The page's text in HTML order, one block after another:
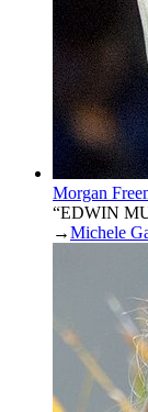
Morgan
“EDWIN
→Michele